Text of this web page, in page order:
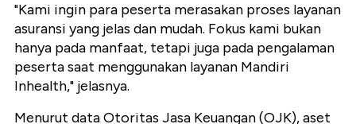
"Kami ingin para peserta merasakan proses layanan
asuransi yang jelas dan mudah. Fokus kami bukan
hanya pada manfaat, tetapi juga pada pengalaman
peserta saat menggunakan layanan Mandiri
Inhealth," jelasnya.
Menurut data Otoritas Jasa Keuangan (OJK), aset